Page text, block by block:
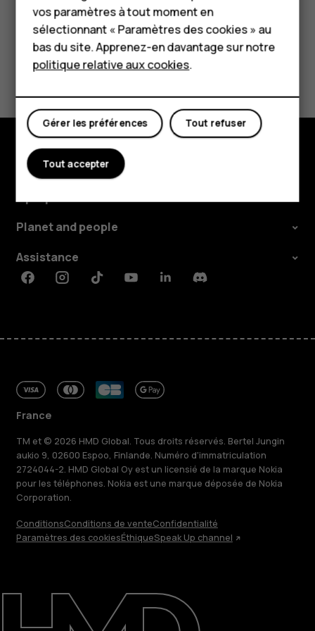
Tablettes
Boutique
Réparer, réutiliser, recycler
Responsable
Avez-vous trouvé cela utile?
Boutique
Planet and people
Assistance
FacebookInstagramTiktokYoutubeLinkedinDiscord
France
TM et © 2026 HMD Global. Tous droits réservés. Bertel Jungin
aukio 9, 02600 Espoo, Finlande. Numéro d'immatriculation
2724044-2. HMD Global Oy est un licensié de la marque Nokia
pour les téléphones. Nokia est une marque déposée de Nokia
Corporation.
ConditionsConditions de venteConfidentialité
Paramètres des cookiesÉthiqueSpeak Up channel
vos paramètres à tout moment en
sélectionnant « Paramètres des cookies » au
bas du site. Apprenez-en davantage sur notre
politique relative aux cookies.
Tout refuser
Gérer les préférences
Tout accepter